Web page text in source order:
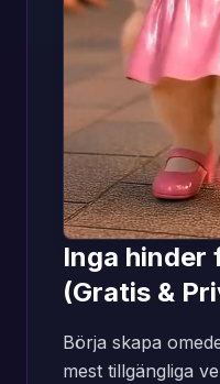
Inga
(Gratis &
Börja skapa
mest tillgängliga